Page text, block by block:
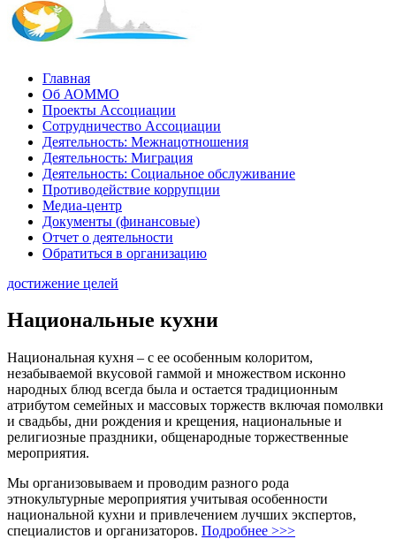
Главная
Об АОММО
Проекты Ассоциации
Сотрудничество Ассоциации
Деятельность: Межнацотношения
Деятельность: Миграция
Деятельность: Социальное обслуживание
Противодействие коррупции
Медиа-центр
Документы (финансовые)
Отчет о деятельности
Обратиться в организацию
достижение целей
Национальные кухни
Национальная кухня – с ее особенным колоритом,
незабываемой вкусовой гаммой и множеством исконно
народных блюд всегда была и остается традиционным
атрибутом семейных и массовых торжеств включая помолвки
и свадьбы, дни рождения и крещения, национальные и
религиозные праздники, общенародные торжественные
мероприятия.
Мы организовываем и проводим разного рода
этнокультурные мероприятия учитывая особенности
национальной кухни и привлечением лучших экспертов,
специалистов и организаторов. Подробнее >>>